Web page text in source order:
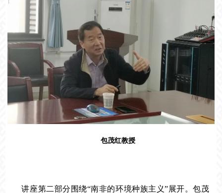
包茂红教授
讲座第二部分围绕“南非的环境种族主义”展开。包茂